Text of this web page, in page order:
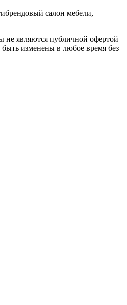
салон мебели,
не являются публичной офертой
изменены в любое время без